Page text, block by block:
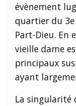
évènement
quartier du
Part-Dieu. En
vieille dame
principaux
ayant
La singularité